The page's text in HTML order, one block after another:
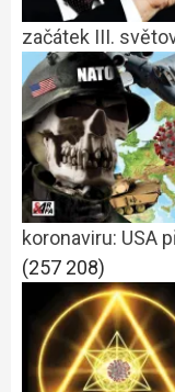
začátek III.
koronaviru: USA
(257 208)